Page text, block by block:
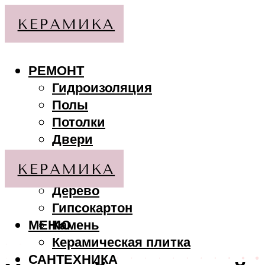
РЕМОНТ
Гидроизоляция
Полы
Потолки
Двери
МАТЕРИАЛЫ
Дерево
Гипсокартон
Камень
Керамическая плитка
САНТЕХНИКА
МЕНЮ